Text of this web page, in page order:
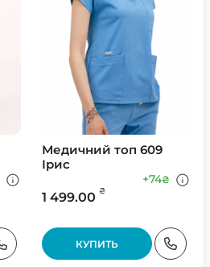
Медичний топ 609
Ірис
1 499.00 ₴
+74₴
КУПИТЬ